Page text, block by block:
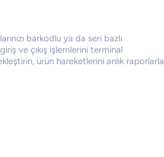
barkodlu ya da seri bazlı
ve çıkış işlemlerini terminal
ürün hareketlerini anlık raporlarla